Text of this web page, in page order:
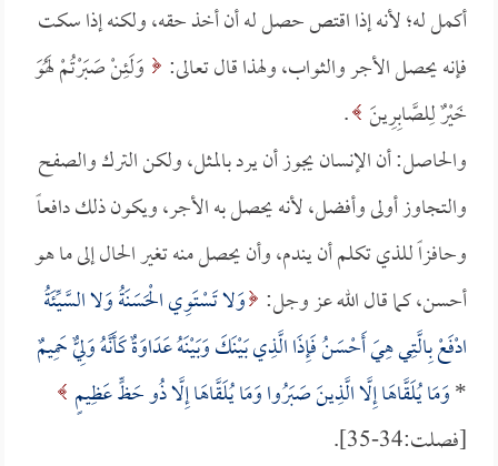
أكمل له؛ لأنه إذا اقتص حصل له أن أخذ حقه، ولكنه إذا سكت
فإنه يحصل الأجر والثواب، ولهذا قال تعالى:
وَلَئِنْ صَبَرْتُمْ لَهُوَ
خَيْرٌ لِلصَّابِرِينَ .
والحاصل: أن الإنسان يجوز أن يرد بالمثل، ولكن الترك والصفح
والتجاوز أولى وأفضل، لأنه يحصل به الأجر، ويكون ذلك دافعاً
وحافزاً للذي تكلم أن يندم، وأن يحصل منه تغير الحال إلى ما هو
أحسن، كما قال الله عز وجل: وَلا تَسْتَوِي الْحَسَنَةُ وَلا السَّيِّئَةُ
ادْفَعْ بِالَّتِي هِيَ أَحْسَنُ فَإِذَا الَّذِي بَيْنَكَ وَبَيْنَهُ عَدَاوَةٌ كَأَنَّهُ وَلِيٌّ حَمِيمٌ
*وَمَا يُلَقَّاهَا إِلَّا الَّذِينَ صَبَرُوا وَمَا يُلَقَّاهَا إِلَّا ذُو حَظٍّ عَظِيمٍ
[فصلت:34-35].